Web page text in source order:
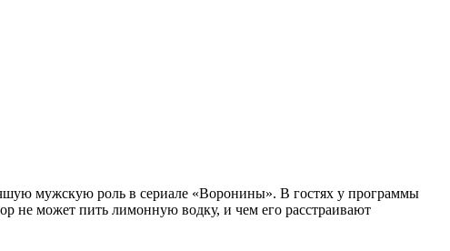
мужскую роль в сериале «Воронины». В гостях у программы
не может пить лимонную водку, и чем его расстраивают